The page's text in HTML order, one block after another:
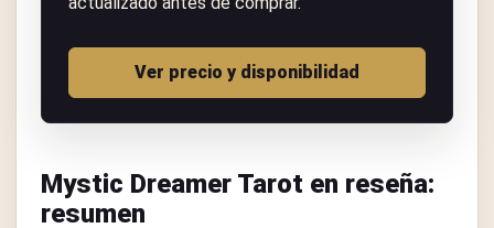
Ver precio y disponibilidad
Mystic Dreamer Tarot en reseña:
resumen